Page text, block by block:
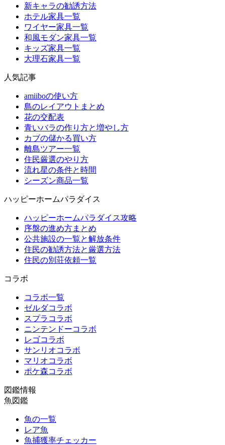
新キャラの勧誘方法
ホテル家具一覧
ワイヤー家具一覧
和風モダン家具一覧
キッズ家具一覧
大理石家具一覧
人気記事
amiiboの使い方
島のレイアウトまとめ
花の交配表
青いバラの作り方と増やし方
カブの儲かる買い方
離島ツアー一覧
住民厳選のやり方
流れ星の条件と時間
シーズン商品一覧
ハッピーホームパラダイス
ハッピーホームパラダイス攻略
序盤の進め方まとめ
公共施設の一覧と解放条件
住民の勧誘方法と厳選方法
住民の別荘依頼一覧
コラボ
コラボ一覧
ゼルダコラボ
スプラコラボ
ニンテンドーコラボ
レゴコラボ
サンリオコラボ
マリオコラボ
ポケ森コラボ
図鑑情報
魚図鑑
魚の一覧
レア魚
魚捕獲率チェッカー